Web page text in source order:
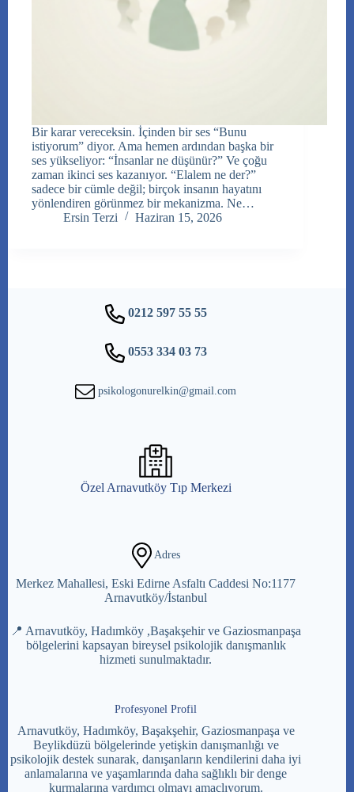
Bir karar vereceksin. İçinden bir ses “Bunu
istiyorum” diyor. Ama hemen ardından başka bir
ses yükseliyor: “İnsanlar ne düşünür?” Ve çoğu
zaman ikinci ses kazanıyor. “Elalem ne der?”
sadece bir cümle değil; birçok insanın hayatını
yönlendiren görünmez bir mekanizma. Ne…
Ersin Terzi
Haziran 15, 2026
0212 597 55 55
0553 334 03 73
psikologonurelkin@gmail.com
Özel Arnavutköy Tıp Merkezi
Adres
Merkez Mahallesi, Eski Edirne Asfaltı Caddesi No:1177
Arnavutköy/İstanbul
📍 Arnavutköy, Hadımköy ,Başakşehir ve Gaziosmanpaşa
bölgelerini kapsayan bireysel psikolojik danışmanlık
hizmeti sunulmaktadır.
Profesyonel Profil
Arnavutköy, Hadımköy, Başakşehir, Gaziosmanpaşa ve
Beylikdüzü bölgelerinde yetişkin danışmanlığı ve
psikolojik destek sunarak, danışanların kendilerini daha iyi
anlamalarına ve yaşamlarında daha sağlıklı bir denge
kurmalarına yardımcı olmayı amaçlıyorum.